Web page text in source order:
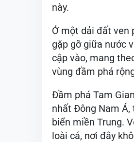
này.
Ở một dải đất ven
gặp gỡ giữa nước
cập vào, mang
vùng đầm phá
Đầm phá Tam
nhất Đông Nam Á,
biển miền Trung.
loài cá, nơi đây